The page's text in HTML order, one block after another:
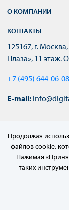
О КОМПАНИИ
КОНТАКТЫ
125167, г.
Плаза», 11 этаж.
+7 (495) 644-06-08
E-mail:
Продолжая
файлов cookie,
Нажимая
таких